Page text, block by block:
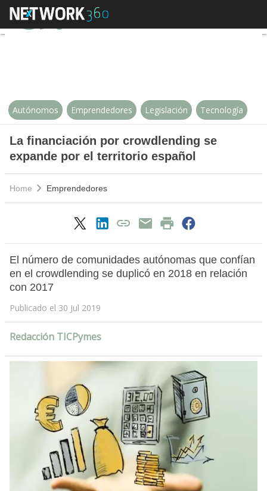
La financiación por
Autónomos Emprendedores Legislación Tecnología
La financiación por crowdlending se
expande por el territorio español
Home Emprendedores
El número de comunidades autónomas que confían
en el crowdlending se duplicó en 2018 en relación
con 2017
Publicado el 30 Jul 2019
Redacción TICPymes